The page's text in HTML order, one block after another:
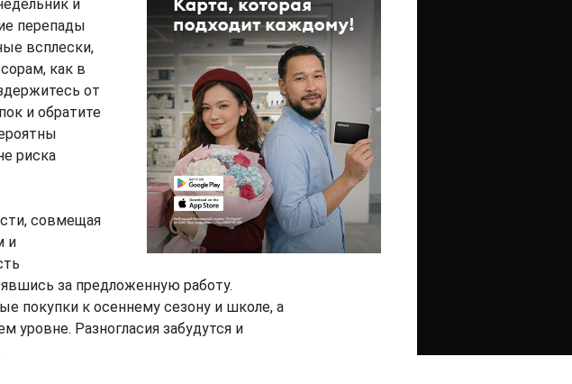
и
перепады
всплески,
как в
от
и обратите
риска
совмещая
и
за предложенную работу.
покупки к осеннему сезону и школе, а
Разногласия забудутся и